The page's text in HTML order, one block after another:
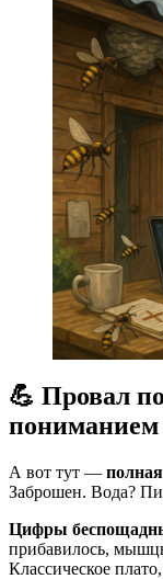
💪 Провал
А вот тут —
Заброшен. Вода?
Цифры
прибавилось,
Классическое